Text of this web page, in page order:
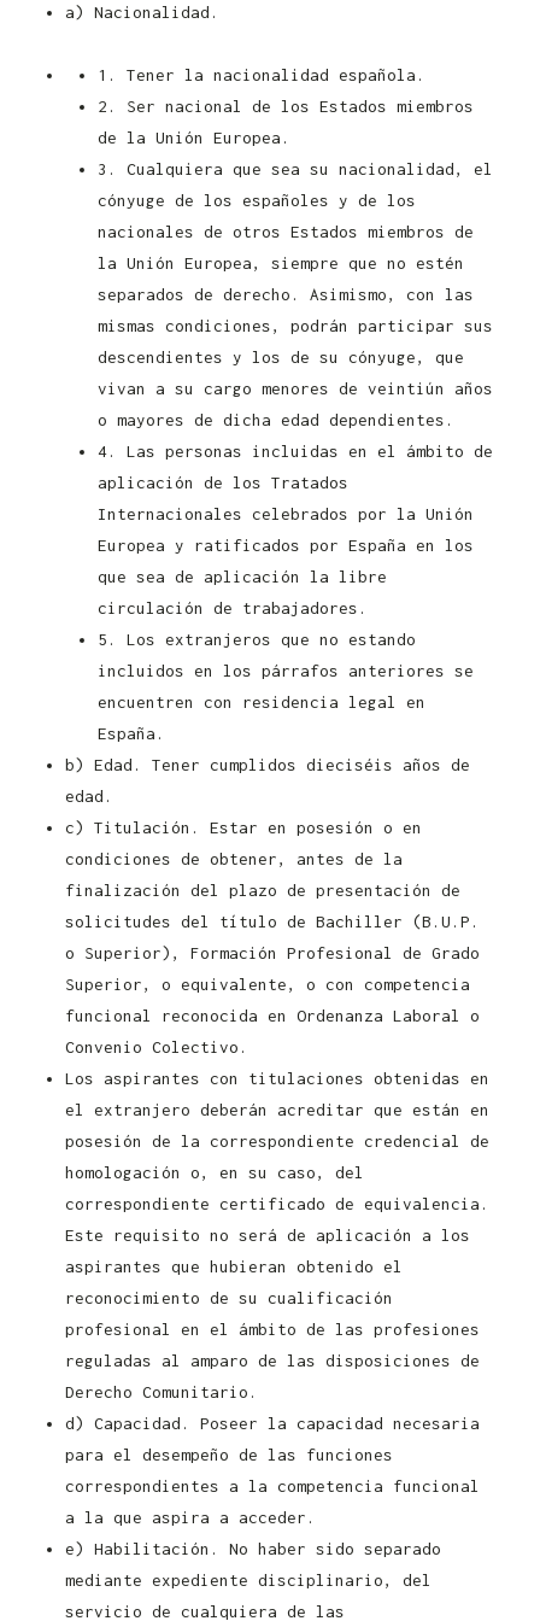
a) Nacionalidad.
1. Tener la nacionalidad española.
2. Ser nacional de los Estados miembros
de la Unión Europea.
3. Cualquiera que sea su nacionalidad, el
cónyuge de los españoles y de los
nacionales de otros Estados miembros de
la Unión Europea, siempre que no estén
separados de derecho. Asimismo, con las
mismas condiciones, podrán participar sus
descendientes y los de su cónyuge, que
vivan a su cargo menores de veintiún años
o mayores de dicha edad dependientes.
4. Las personas incluidas en el ámbito de
aplicación de los Tratados
Internacionales celebrados por la Unión
Europea y ratificados por España en los
que sea de aplicación la libre
circulación de trabajadores.
5. Los extranjeros que no estando
incluidos en los párrafos anteriores se
encuentren con residencia legal en
España.
b) Edad. Tener cumplidos dieciséis años de
edad.
c) Titulación. Estar en posesión o en
condiciones de obtener, antes de la
finalización del plazo de presentación de
solicitudes del título de Bachiller (B.U.P.
o Superior), Formación Profesional de Grado
Superior, o equivalente, o con competencia
funcional reconocida en Ordenanza Laboral o
Convenio Colectivo.
Los aspirantes con titulaciones obtenidas en
el extranjero deberán acreditar que están en
posesión de la correspondiente credencial de
homologación o, en su caso, del
correspondiente certificado de equivalencia.
Este requisito no será de aplicación a los
aspirantes que hubieran obtenido el
reconocimiento de su cualificación
profesional en el ámbito de las profesiones
reguladas al amparo de las disposiciones de
Derecho Comunitario.
d) Capacidad. Poseer la capacidad necesaria
para el desempeño de las funciones
correspondientes a la competencia funcional
a la que aspira a acceder.
e) Habilitación. No haber sido separado
mediante expediente disciplinario, del
servicio de cualquiera de las